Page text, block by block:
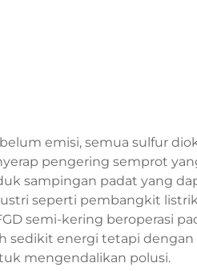
emisi, semua sulfur
pengering semprot
sampingan padat yang
seperti pembangkit
semi-kering beroperasi
sedikit energi tetapi
mengendalikan polusi.